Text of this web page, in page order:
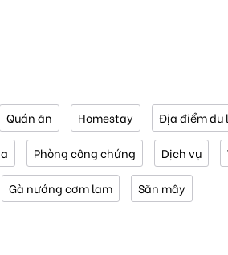
Quán ăn Homestay Địa điểm du
Phòng công chứng Dịch vụ
Gà nướng cơm lam Săn mây